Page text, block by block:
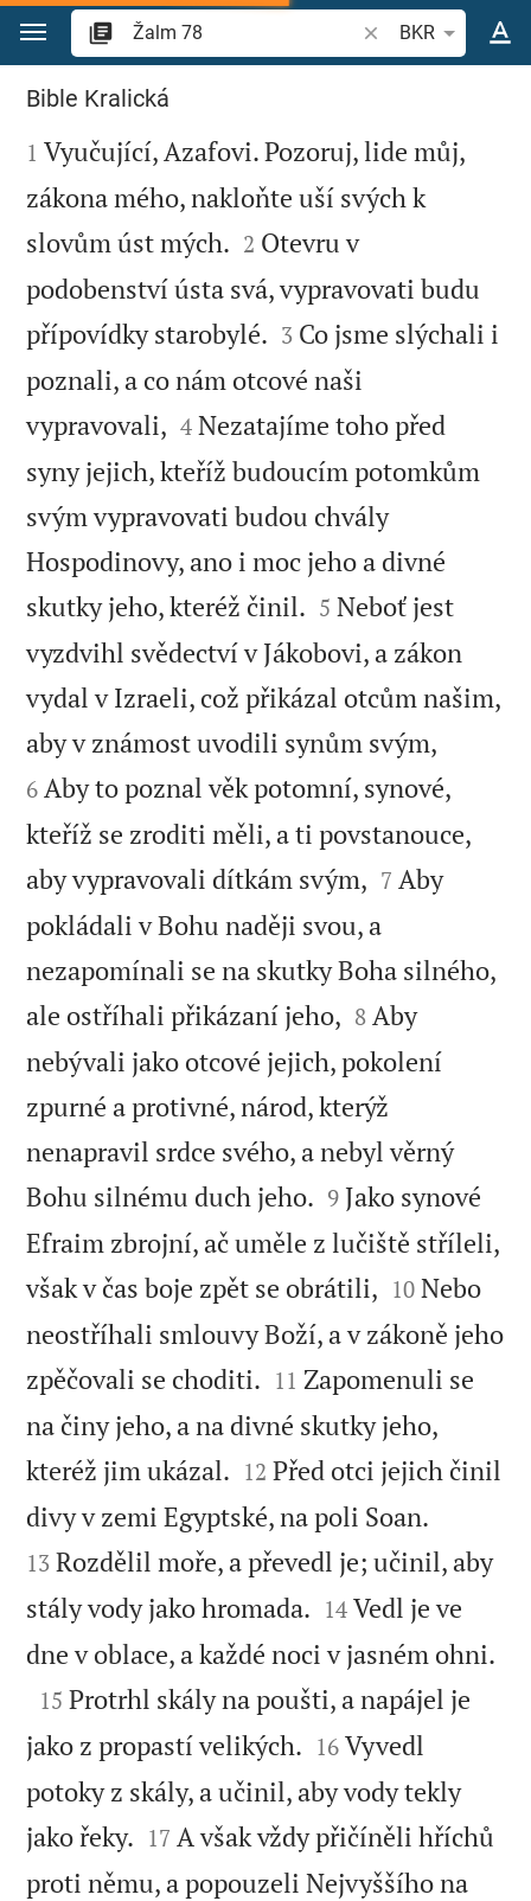
Přejít na obsah
Vyhledat biblický
BKR
Žalm 78
Bible Kralická

1 Vyučující, Azafovi. Pozoruj, lide můj,
zákona mého, nakloňte uší svých k
slovům úst mých. 

2 Otevru v
podobenství ústa svá, vypravovati budu
přípovídky starobylé. 

3 Co jsme slýchali i
poznali, a co nám otcové naši
vypravovali, 

4 Nezatajíme toho před
syny jejich, kteříž budoucím potomkům
svým vypravovati budou chvály
Hospodinovy, ano i moc jeho a divné
skutky jeho, kteréž činil. 

5 Neboť jest
vyzdvihl svědectví v Jákobovi, a zákon
vydal v Izraeli, což přikázal otcům našim,
aby v známost uvodili synům svým,
6 Aby to poznal věk potomní, synové,
kteříž se zroditi měli, a ti povstanouce,
aby vypravovali dítkám svým, 

7 Aby
pokládali v Bohu naději svou, a
nezapomínali se na skutky Boha silného,
ale ostříhali přikázaní jeho, 

8 Aby
nebývali jako otcové jejich, pokolení
zpurné a protivné, národ, kterýž
nenapravil srdce svého, a nebyl věrný
Bohu silnému duch jeho. 

9 Jako synové
Efraim zbrojní, ač uměle z lučiště stříleli,
však v čas boje zpět se obrátili, 

10 Nebo
neostříhali smlouvy Boží, a v zákoně jeho
zpěčovali se choditi. 

11 Zapomenuli se
na činy jeho, a na divné skutky jeho,
kteréž jim ukázal. 

12 Před otci jejich činil
divy v zemi Egyptské, na poli Soan.
13 Rozdělil moře, a převedl je; učinil, aby
stály vody jako hromada. 

14 Vedl je ve
dne v oblace, a každé noci v jasném ohni.

15 Protrhl skály na poušti, a napájel je
jako z propastí velikých. 

16 Vyvedl
potoky z skály, a učinil, aby vody tekly
jako řeky. 

17 A však vždy přičíněli hříchů
proti němu, a popouzeli Nejvyššího na